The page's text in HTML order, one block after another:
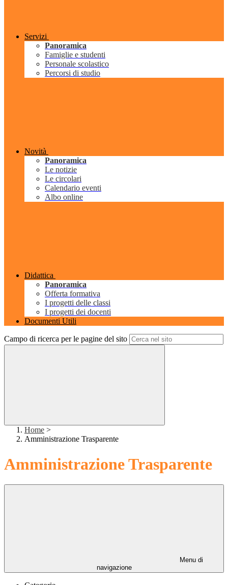
Servizi
Panoramica
Famiglie e studenti
Personale scolastico
Percorsi di studio
Novità
Panoramica
Le notizie
Le circolari
Calendario eventi
Albo online
Didattica
Panoramica
Offerta formativa
I progetti delle classi
I progetti dei docenti
Documenti Utili
Campo di ricerca per le pagine del sito
Home >
Amministrazione Trasparente
Amministrazione Trasparente
Menu di
navigazione